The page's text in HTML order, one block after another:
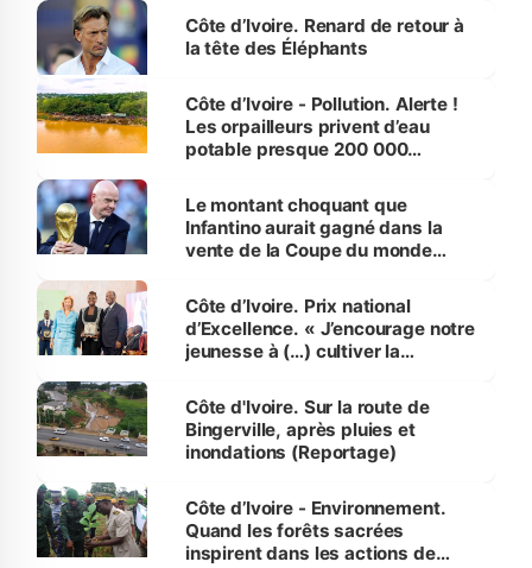
Côte d’Ivoire. Renard de retour à
la tête des Éléphants
Côte d’Ivoire - Pollution. Alerte !
Les orpailleurs privent d’eau
potable presque 200 000
Le montant choquant que
Infantino aurait gagné dans la
vente de la Coupe du monde
Côte d’Ivoire. Prix national
d’Excellence. « J’encourage notre
jeunesse à (…) cultiver la
(Alassane Ouattara
Côte d'Ivoire. Sur la route de
Bingerville, après pluies et
inondations (Reportage)
Côte d’Ivoire - Environnement.
Quand les forêts sacrées
inspirent dans les actions de